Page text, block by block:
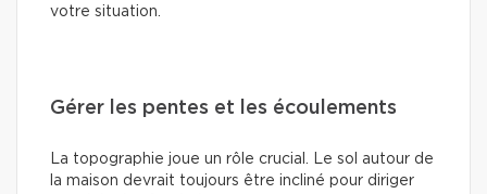
votre situation.
Gérer les pentes et les écoulements
La topographie joue un rôle crucial. Le sol autour de
la maison devrait toujours être incliné pour diriger